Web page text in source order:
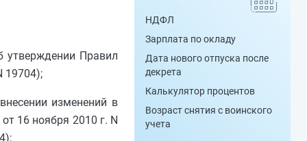
утверждении Правил
19704);
изменений в
16 ноября 2010 г. N
НДФЛ
Зарплата по окладу
Дата нового отпуска после
декрета
Калькулятор процентов
Возраст снятия с воинского
учета